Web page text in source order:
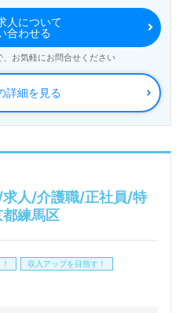
Co.,Ltd. （本社：東京
従業員18,200人以上、26
上の有料老人ホーム、教
ています。業界トップク
ランク上の介護サービスを
育研修プログラムも充実。
声も届く企業様です。
同じ』をプロデュース！
詳細を見る
人について
合わせる
お気軽にお問合せください
人/介護職/正社員/特
練馬区
収入アップを目指す！